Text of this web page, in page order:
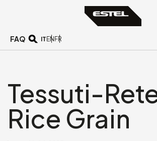
FAQ IT EN FR
Tessuti-
Rice Grain